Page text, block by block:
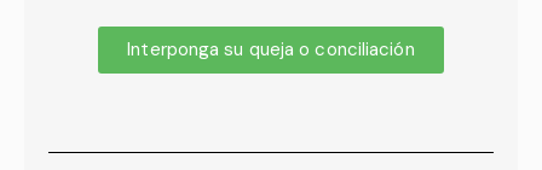
Interponga su queja o conciliación